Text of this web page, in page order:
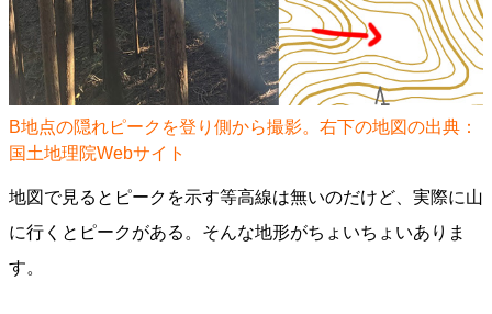
B地点の隠れピークを登り側から撮影。右下の地図の出典：
国土地理院Webサイト
地図で見るとピークを示す等高線は無いのだけど、実際に山
に行くとピークがある。そんな地形がちょいちょいありま
す。